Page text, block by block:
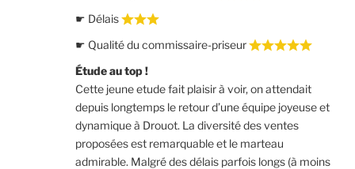
☛ Délais
☛ Qualité du commissaire-priseur
Étude au top !
Cette jeune etude fait plaisir à voir, on attendait
depuis longtemps le retour d’une équipe joyeuse et
dynamique à Drouot. La diversité des ventes
proposées est remarquable et le marteau
admirable. Malgré des délais parfois longs (à moins